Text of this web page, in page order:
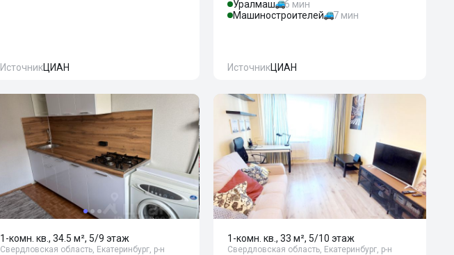
ИсточникЦИАН
Уралмаш
6 мин
Машиностроителей
7 мин
ИсточникЦИАН
1-комн. кв., 34.5 м², 5/9 этаж
Свердловская область, Екатеринбург, р-н
1-комн. кв., 33 м², 5/10 этаж
Свердловская область, Екатеринбург, р-н